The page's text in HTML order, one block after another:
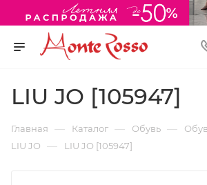
LIU JO [105947]
Главная — Каталог — Обувь —
LIU JO — LIU JO [105947]